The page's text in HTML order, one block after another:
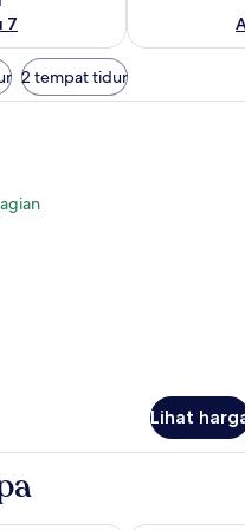
7
2 tempat tidur
Beach Superior | Minibar,
Lihat